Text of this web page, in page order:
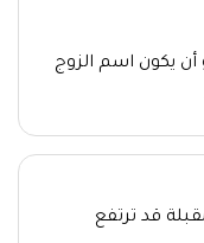
أن يكون اسم الزوج
قد ترتفع